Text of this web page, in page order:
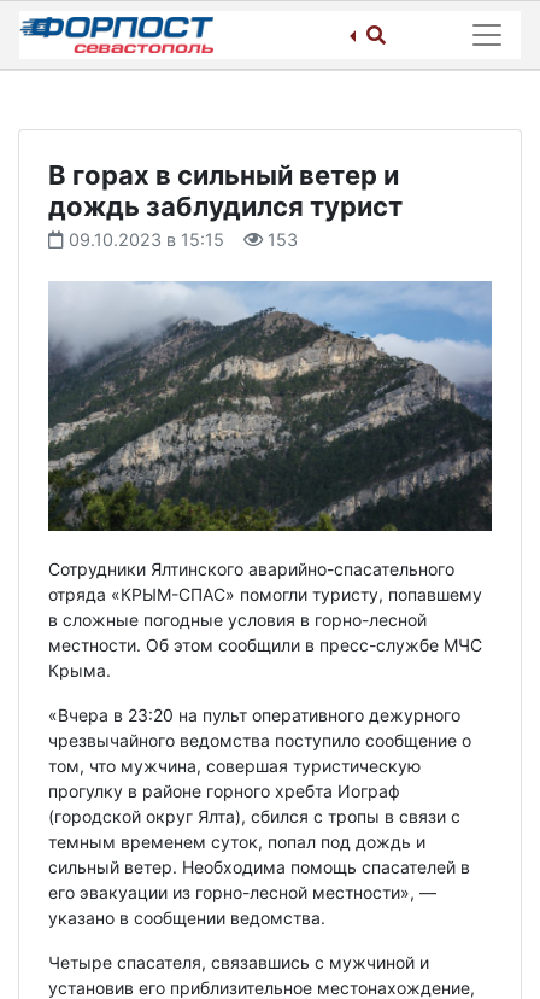
Skip
content
В горах в сильный ветер и
дождь заблудился турист
09.10.2023 в 15:15 153
Сотрудники Ялтинского аварийно-спасательного
отряда «КРЫМ-СПАС» помогли туристу, попавшему
в сложные погодные условия в горно-лесной
местности. Об этом сообщили в пресс-службе МЧС
Крыма.
«Вчера в 23:20 на пульт оперативного дежурного
чрезвычайного ведомства поступило сообщение о
том, что мужчина, совершая туристическую
прогулку в районе горного хребта Иограф
(городской округ Ялта), сбился с тропы в связи с
темным временем суток, попал под дождь и
сильный ветер. Необходима помощь спасателей в
его эвакуации из горно-лесной местности», —
указано в сообщении ведомства.
Четыре спасателя, связавшись с мужчиной и
установив его приблизительное местонахождение,